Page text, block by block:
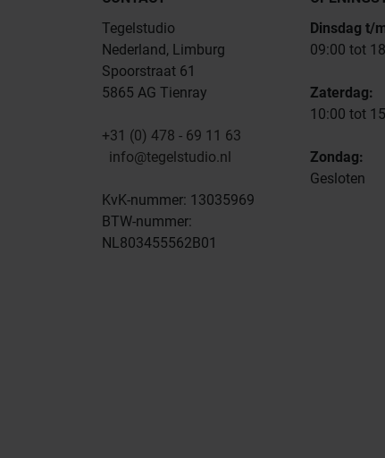
Tegelstudio
Nederland, Limburg
Spoorstraat 61
5865 AG Tienray
+31 (0) 478 - 69 11 63
info@tegelstudio.nl
KvK-nummer: 13035969
BTW-nummer:
NL803455562B01
Dinsdag t/
09:00 tot
Zaterdag:
10:00 tot
Zondag:
Gesloten